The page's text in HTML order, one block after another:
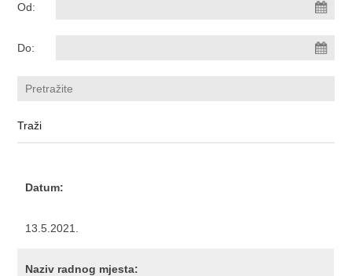
Od:
Do:
Datum:
13.5.2021.
Naziv radnog mjesta: